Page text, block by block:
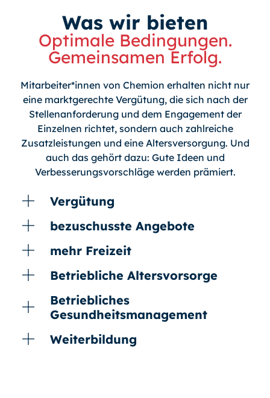
Was wir bieten
Optimale Bedingungen.
Gemeinsamen Erfolg.
Mitarbeiter*innen von Chemion erhalten nicht nur
eine marktgerechte Vergütung, die sich nach der
Stellenanforderung und dem Engagement der
Einzelnen richtet, sondern auch zahlreiche
Zusatzleistungen und eine Altersversorgung. Und
auch das gehört dazu: Gute Ideen und
Verbesserungsvorschläge werden prämiert.
Vergütung
bezuschusste Angebote
mehr Freizeit
Betriebliche Altersvorsorge
Betriebliches
Gesundheitsmanagement
Weiterbildung